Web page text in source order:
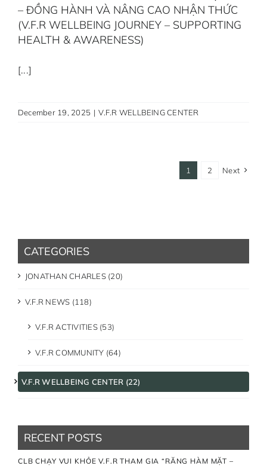
– ĐỒNG HÀNH VÀ NÂNG CAO NHẬN THỨC
(V.F.R WELLBEING JOURNEY – SUPPORTING
HEALTH & AWARENESS)
[...]
December 19, 2025 | V.F.R WELLBEING CENTER
1 2 Next
CATEGORIES
JONATHAN CHARLES (20)
V.F.R NEWS (118)
V.F.R ACTIVITIES (53)
V.F.R COMMUNITY (64)
V.F.R WELLBEING CENTER (22)
RECENT POSTS
CLB CHẠY VUI KHỎE V.F.R THAM GIA “RĂNG HÀM MẶT –